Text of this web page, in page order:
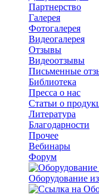
Партнерство
Галерея
Фотогалерея
Видеогалерея
Отзывы
Видеоотзывы
Письменные
Библиотека
Пресса о нас
Статьи о
Литература
Благодарности
Прочее
Вебинары
Форум
Оборудование